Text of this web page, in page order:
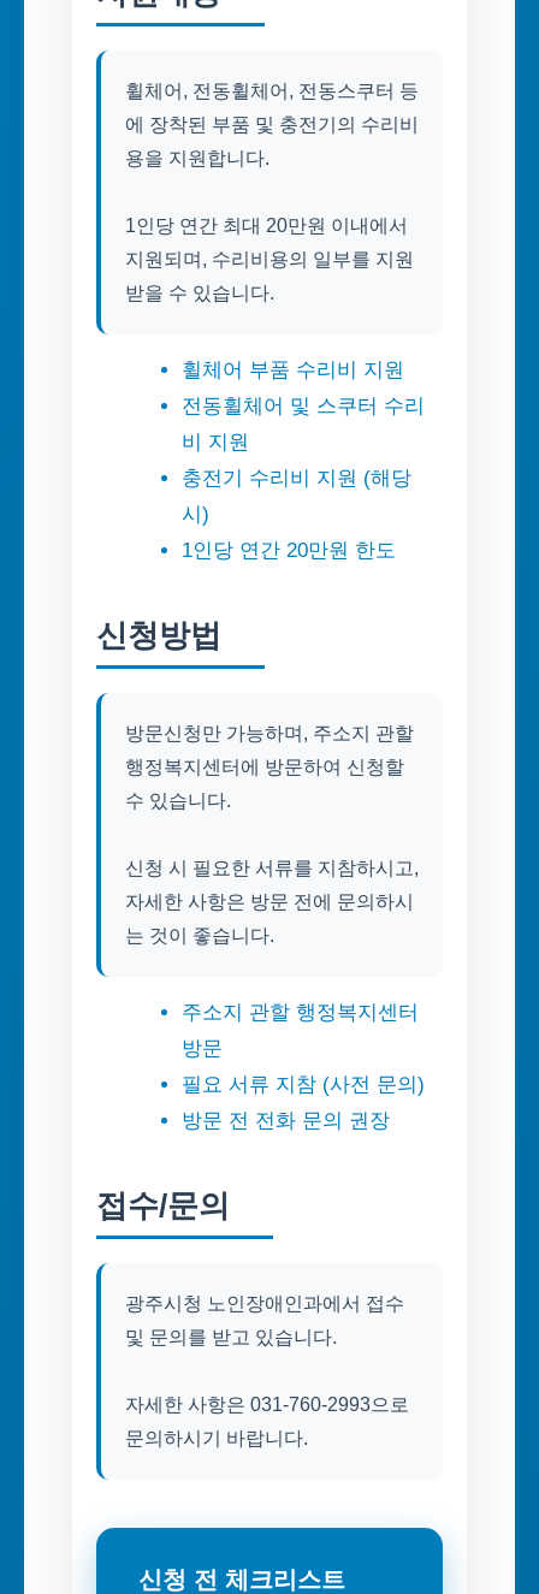
휠체어, 전동휠체어, 전동스쿠터 등
에 장착된 부품 및 충전기의 수리비
용을 지원합니다.
1인당 연간 최대 20만원 이내에서
지원되며, 수리비용의 일부를 지원
받을 수 있습니다.
휠체어 부품 수리비 지원
전동휠체어 및 스쿠터 수리
비 지원
충전기 수리비 지원 (해당
시)
1인당 연간 20만원 한도
신청방법
방문신청만 가능하며, 주소지 관할
행정복지센터에 방문하여 신청할
수 있습니다.
신청 시 필요한 서류를 지참하시고,
자세한 사항은 방문 전에 문의하시
는 것이 좋습니다.
주소지 관할 행정복지센터
방문
필요 서류 지참 (사전 문의)
방문 전 전화 문의 권장
접수/문의
광주시청 노인장애인과에서 접수
및 문의를 받고 있습니다.
자세한 사항은 031-760-2993으로
문의하시기 바랍니다.
신청 전 체크리스트